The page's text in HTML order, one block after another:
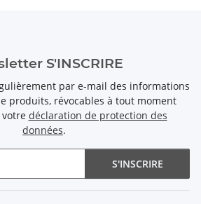
S'INSCRIRE
par e-mail des informations
produits, révocables à tout moment
déclaration de protection des
données.
S'INSCRIRE